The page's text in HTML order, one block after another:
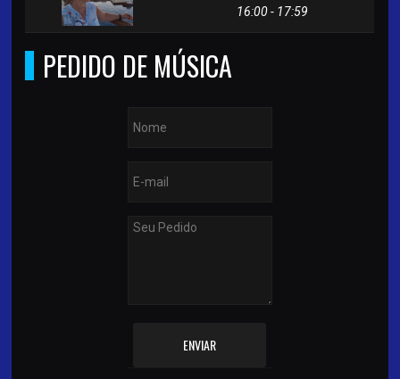
16:00 - 17:59
PEDIDO DE MÚSICA
ENVIAR